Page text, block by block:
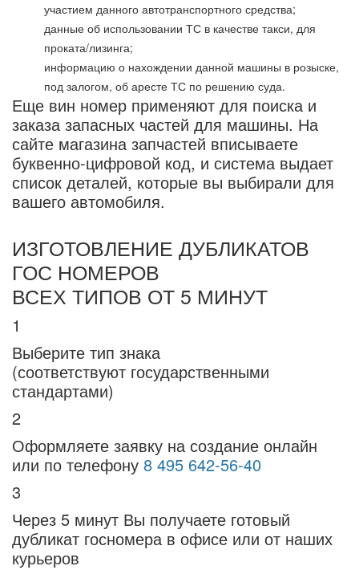
участием данного автотранспортного средства;
данные об использовании ТС в качестве такси, для
проката/лизинга;
информацию о нахождении данной машины в розыске,
под залогом, об аресте ТС по решению суда.
Еще вин номер применяют для поиска и
заказа запасных частей для машины. На
сайте магазина запчастей вписываете
буквенно-цифровой код, и система выдает
список деталей, которые вы выбирали для
вашего автомобиля.
ИЗГОТОВЛЕНИЕ ДУБЛИКАТОВ
ГОС НОМЕРОВ
ВСЕХ ТИПОВ ОТ 5 МИНУТ
1
Выберите тип знака
(соответствуют государственными
стандартами)
2
Оформляете заявку на создание онлайн
или по телефону 8 495 642-56-40
3
Через 5 минут Вы получаете готовый
дубликат госномера в офисе или от наших
курьеров